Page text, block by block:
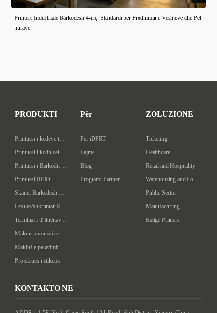
Printerë Industrialë Barkodesh 4-inç: Standardi për Prodhimin e Veshjeve dhe Pël
hurave
PRODUKTI
Printuesi i kodeve të desktopit
Printuesi i kodit celular
Printuesi i Barkodit Industrial
Printuesi RFID
Skaner Barkodesh Handheld
Lexues/shkrimtar RFID në dorë
Terminal i të dhënave në dorë
Makinë automatike e etiketave
Makinë e paketimit inteligjente
Projektues i etiketës
Për
Për iDPRT
Lajme
Blog
Programi Partner
ZOLUZIONE
Ticketing
Healthcare
Retail and Hospitality
Warehousing and Logistics
Public Sector
Manufacturing
Badge Printers
KONTAKTO NE